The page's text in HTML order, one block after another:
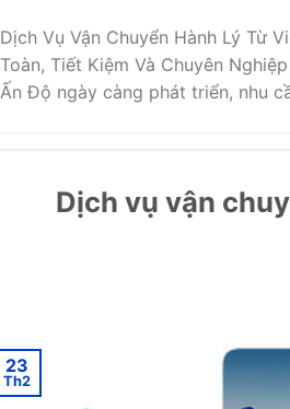
Dịch Vụ Vận Chuyển Hành Lý Từ
Toàn, Tiết Kiệm Và Chuyên
Ấn Độ ngày càng phát triển, nhu
Dịch vụ vận
23
Th2